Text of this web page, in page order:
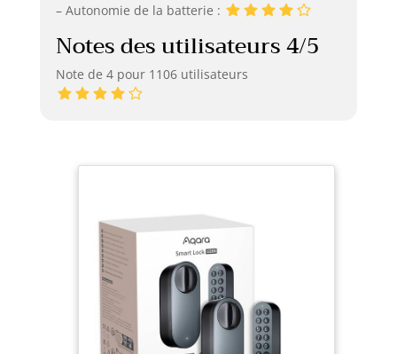
– Autonomie de la batterie :
Notes des utilisateurs 4/5
Note de 4 pour 1106 utilisateurs